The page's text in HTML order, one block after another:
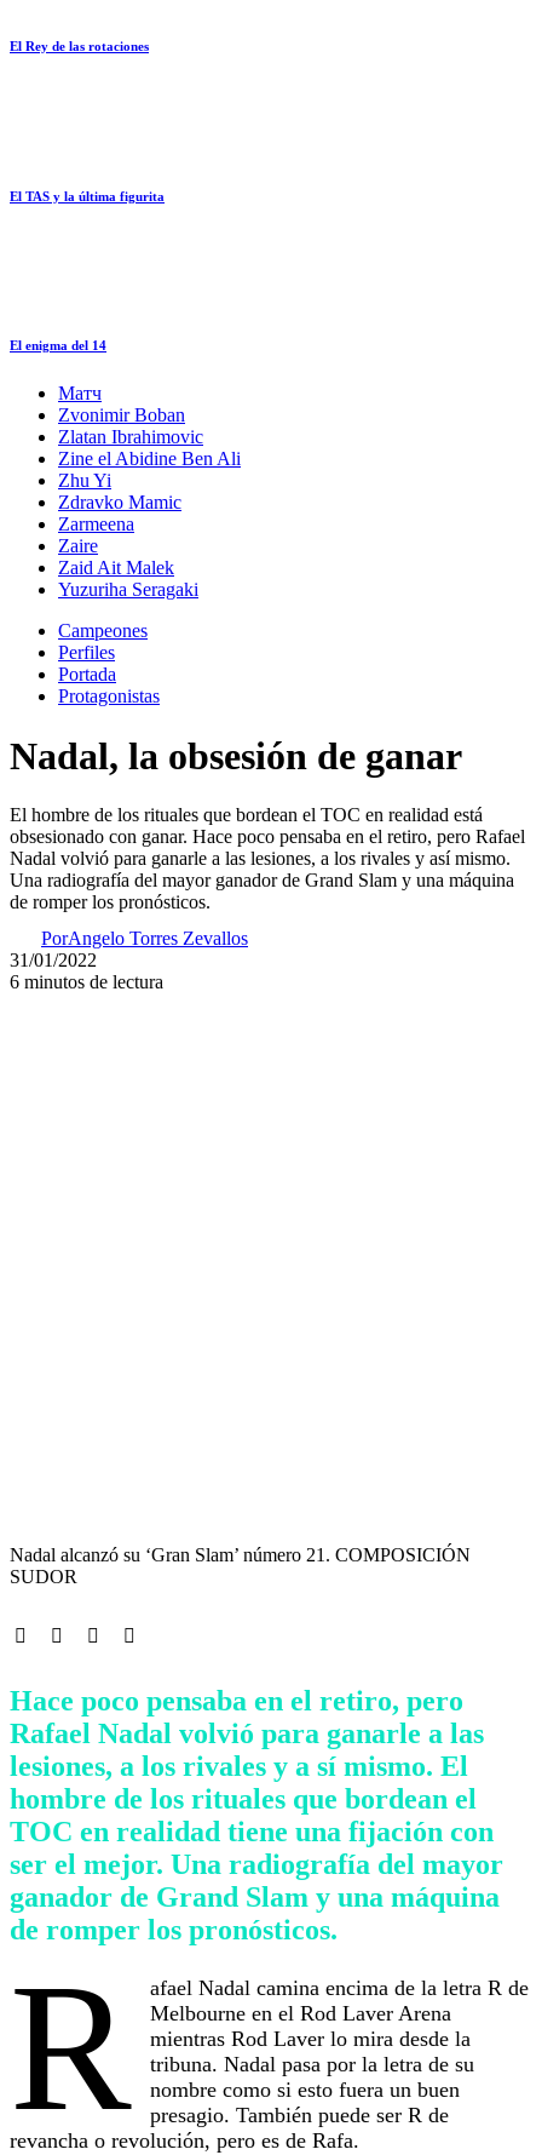
El Rey de las rotaciones
El TAS y la última figurita
El enigma del 14
Матч
Zvonimir Boban
Zlatan Ibrahimovic
Zine el Abidine Ben Ali
Zhu Yi
Zdravko Mamic
Zarmeena
Zaire
Zaid Ait Malek
Yuzuriha Seragaki
Campeones
Perfiles
Portada
Protagonistas
Nadal, la obsesión de ganar
El hombre de los rituales que bordean el TOC en realidad está
obsesionado con ganar. Hace poco pensaba en el retiro, pero Rafael
Nadal volvió para ganarle a las lesiones, a los rivales y así mismo.
Una radiografía del mayor ganador de Grand Slam y una máquina
de romper los pronósticos.
PorAngelo Torres Zevallos
31/01/2022
6 minutos de lectura
Nadal alcanzó su ‘Gran Slam’ número 21. COMPOSICIÓN
SUDOR
Hace poco pensaba en el retiro, pero
Rafael Nadal volvió para ganarle a las
lesiones, a los rivales y a sí mismo. El
hombre de los rituales que bordean el
TOC en realidad tiene una fijación con
ser el mejor. Una radiografía del mayor
ganador de Grand Slam y una máquina
de romper los pronósticos.
R
afael Nadal camina encima de la letra R de
Melbourne en el Rod Laver Arena
mientras Rod Laver lo mira desde la
tribuna. Nadal pasa por la letra de su
nombre como si esto fuera un buen
presagio. También puede ser R de
revancha o revolución, pero es de Rafa.